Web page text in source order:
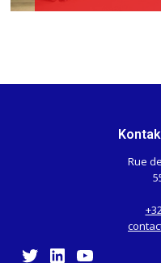
Rue
Twitter
LinkedIn